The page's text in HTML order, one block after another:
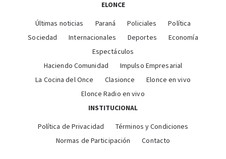
ELONCE
Últimas noticias Paraná Policiales
Política
Sociedad
Internacionales Deportes
Economía
Espectáculos
Haciendo Comunidad
Impulso Empresarial
La Cocina del Once
Clasionce
Elonce en vivo
Elonce Radio en vivo
INSTITUCIONAL
Política de Privacidad
Términos y Condiciones
Normas de Participación
Contacto